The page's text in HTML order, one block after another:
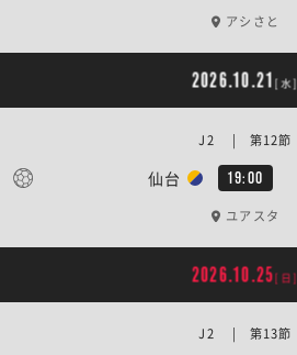
アシさと
2026.10.21 [水]
仙台 19:00
J2 | 第12節
ユアスタ
2026.10.25[日]
J2 | 第13節